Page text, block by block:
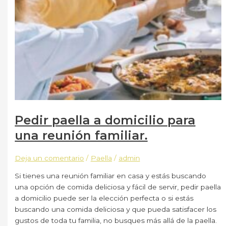
Pedir paella a domicilio para
una reunión familiar.
Deja un comentario / Paella / admin
Si tienes una reunión familiar en casa y estás buscando
una opción de comida deliciosa y fácil de servir, pedir paella
a domicilio puede ser la elección perfecta o si estás
buscando una comida deliciosa y que pueda satisfacer los
gustos de toda tu familia, no busques más allá de la paella.